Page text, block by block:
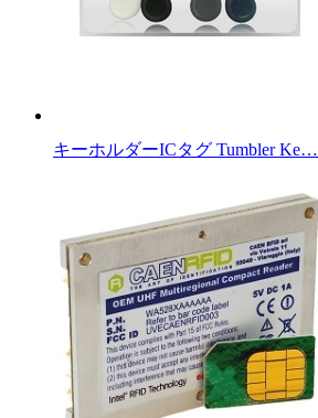
キーホルダーICタグ Tumbler Ke…